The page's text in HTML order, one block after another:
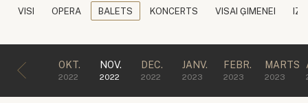
VISI OPERA BALETS KONCERTS VISAI ĢIMENEI
OKT.
2022
NOV.
2022
DEC.
2022
JANV.
2023
FEBR.
2023
MARTS
2023